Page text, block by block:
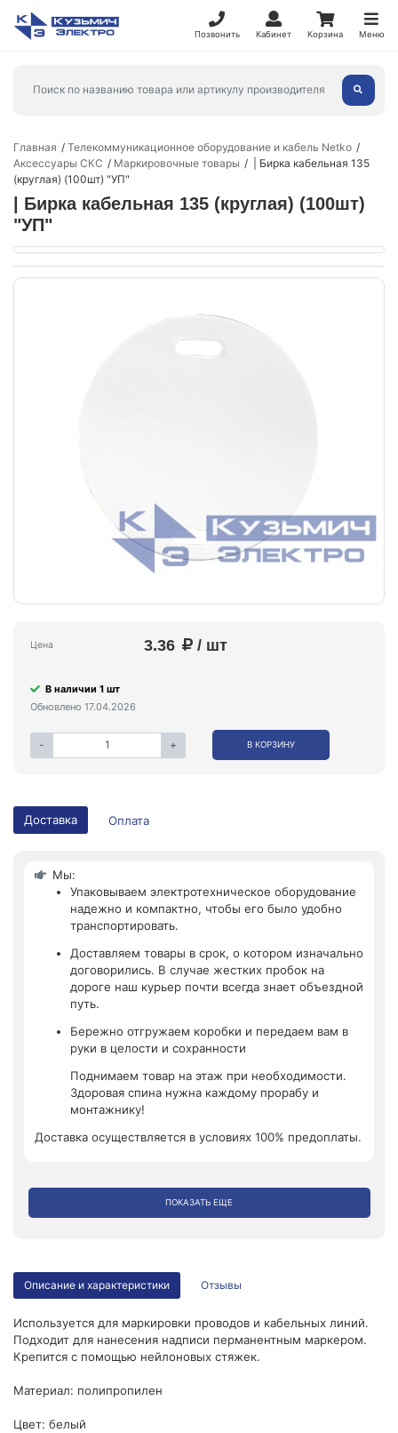
Позвонить Кабинет Корзина Меню
Главная
Телекоммуникационное оборудование и кабель Netko
Аксессуары СКС
Маркировочные товары
| Бирка кабельная 135
(круглая) (100шт) "УП"
| Бирка кабельная 135 (круглая) (100шт)
"УП"
Цена 3.36 / шт
В наличии 1 шт
Обновлено 17.04.2026
- + В КОРЗИНУ
Доставка Оплата
Мы:
Упаковываем электротехническое оборудование
надежно и компактно, чтобы его было удобно
транспортировать.
Доставляем товары в срок, о котором изначально
договорились. В случае жестких пробок на
дороге наш курьер почти всегда знает объездной
путь.
Бережно отгружаем коробки и передаем вам в
руки в целости и сохранности
Поднимаем товар на этаж при необходимости.
Здоровая спина нужна каждому прорабу и
монтажнику!
Доставка осуществляется в условиях 100% предоплаты.
ПОКАЗАТЬ ЕЩЕ
Описание и характеристики Отзывы
Используется для маркировки проводов и кабельных линий.
Подходит для нанесения надписи перманентным маркером.
Крепится с помощью нейлоновых стяжек.
Материал: полипропилен
Цвет: белый